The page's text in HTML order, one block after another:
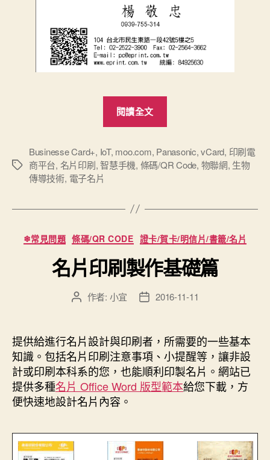
閱讀全文
片
應
標
Businesse Card+, IoT, moo.com, Panasonic,vCard, 印刷電
商平台, 名片印刷,智慧手機, 條碼/QR Code, 物聯網, 生物
傳導技術, 電子名片
分
類
❄常見問題 條碼/QR CODE 證卡/賀卡/明信片/書籤/名片
名片印刷製作基礎篇
文
者
作者: 小宜
文
佈
日
期
2016-11-11
提供給進行名片設計與印刷者，所需要的一些基本
知識。包括名片印刷注意事項、小提醒等，讓非設
計或印刷本科系的您，也能順利印製名片。網站已
提供多種名片 Office Word 版型範本給您下載，方
便快速地設計名片內容。